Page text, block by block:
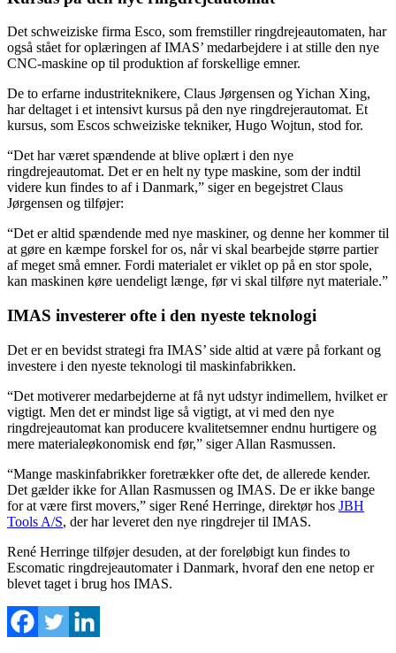
Det schweiziske firma Esco, som fremstiller ringdrejeautomaten, har
også stået for oplæringen af IMAS’ medarbejdere i at stille den nye
CNC-maskine op til produktion af forskellige emner.
De to erfarne industriteknikere, Claus Jørgensen og Yichan Xing,
har deltaget i et intensivt kursus på den nye ringdrejerautomat. Et
kursus, som Escos schweiziske tekniker, Hugo Wojtun, stod for.
“Det har været spændende at blive oplært i den nye
ringdrejeautomat. Det er en helt ny type maskine, som der indtil
videre kun findes to af i Danmark,” siger en begejstret Claus
Jørgensen og tilføjer:
“Det er altid spændende med nye maskiner, og denne her kommer til
at gøre en kæmpe forskel for os, når vi skal bearbejde større partier
af meget små emner. Fordi materialet er viklet op på en stor spole,
kan maskinen køre uendeligt længe, før vi skal tilføre nyt materiale.”
IMAS investerer ofte i den nyeste teknologi
Det er en bevidst strategi fra IMAS’ side altid at være på forkant og
investere i den nyeste teknologi til maskinfabrikken.
“Det motiverer medarbejderne at få nyt udstyr indimellem, hvilket er
vigtigt. Men det er mindst lige så vigtigt, at vi med den nye
ringdrejeautomat kan producere kvalitetsemner endnu hurtigere og
mere materialeøkonomisk end før,” siger Allan Rasmussen.
“Mange maskinfabrikker foretrækker ofte det, de allerede kender.
Det gælder ikke for Allan Rasmussen og IMAS. De er ikke bange
for at være first movers,” siger René Herringe, direktør hos JBH
Tools A/S, der har leveret den nye ringdrejer til IMAS.
René Herringe tilføjer desuden, at der foreløbigt kun findes to
Escomatic ringdrejeautomater i Danmark, hvoraf den ene netop er
blevet taget i brug hos IMAS.